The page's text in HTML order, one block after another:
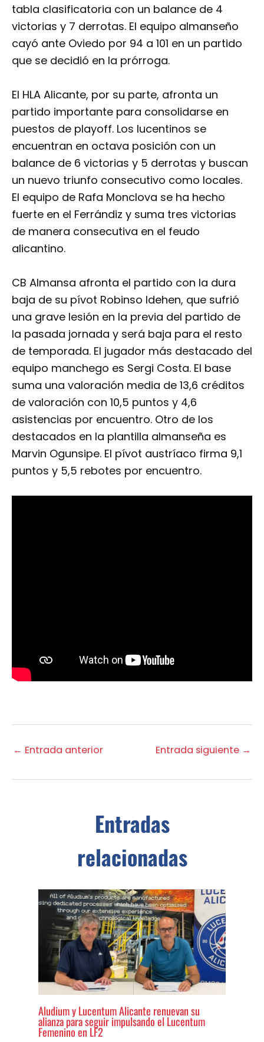
tabla clasificatoria con un balance de 4
victorias y 7 derrotas. El equipo almanseño
cayó ante Oviedo por 94 a 101 en un partido
que se decidió en la prórroga.
El HLA Alicante, por su parte, afronta un
partido importante para consolidarse en
puestos de playoff. Los lucentinos se
encuentran en octava posición con un
balance de 6 victorias y 5 derrotas y buscan
un nuevo triunfo consecutivo como locales.
El equipo de Rafa Monclova se ha hecho
fuerte en el Ferrándiz y suma tres victorias
de manera consecutiva en el feudo
alicantino.
CB Almansa afronta el partido con la dura
baja de su pívot Robinso Idehen, que sufrió
una grave lesión en la previa del partido de
la pasada jornada y será baja para el resto
de temporada. El jugador más destacado del
equipo manchego es Sergi Costa. El base
suma una valoración media de 13,6 créditos
de valoración con 10,5 puntos y 4,6
asistencias por encuentro. Otro de los
destacados en la plantilla almanseña es
Marvin Ogunsipe. El pívot austríaco firma 9,1
puntos y 5,5 rebotes por encuentro.
← Entrada anterior Entrada siguiente →
Entradas
relacionadas
Aludium y Lucentum Alicante renuevan su
alianza para seguir impulsando el Lucentum
Femenino en LF2